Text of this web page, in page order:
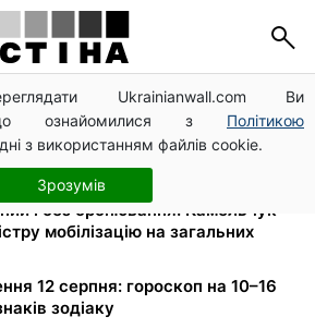
Ukrainianwall.com Ви
що ознайомилися з Політикою
з використанням файлів cookie.
Зрозумів
з 1 жовтня: власники
платитимуть на 39% менше
— найнебезпечніший день тижня:
робити з 10 до 16 серпня
і без бронювання: Камельчук
мобілізацію на загальних
12 серпня: гороскоп на 10–16
зодіаку